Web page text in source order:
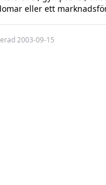
eller ett
2003-09-15